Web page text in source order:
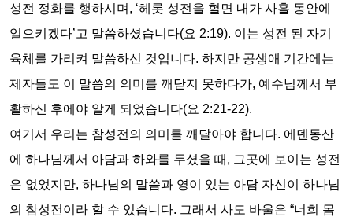
성전 정화를 행하시며 , ‘헤롯 성전을 헐면 내가 사흘 동안에
일으키겠다’고 말씀하셨습니다(요 2:19). 이는 성전 된 자기
육체를 가리켜 말씀하신 것입니다. 하지만 공생애 기간에는
제자들도 이 말씀의 의미를 깨닫지 못하다가, 예수님께서 부
활하신 후에야 알게 되었습니다(요 2:21-22).
여기서 우리는 참성전의 의미를 깨달아야 합니다. 에덴동산
에 하나님께서 아담과 하와를 두셨을 때 , 그곳에 보이는 성전
은 없었지만, 하나님의 말씀과 영이 있는 아담 자신이 하나님
의 참성전이라 할 수 있습니다. 그래서 사도 바울은 “너희 몸